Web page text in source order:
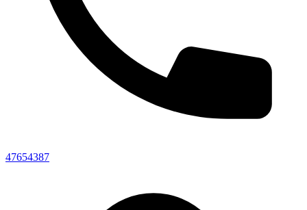
47654387